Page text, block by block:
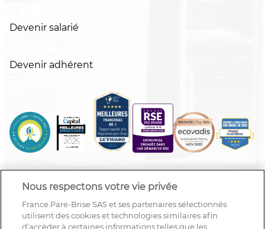
Devenir salarié
Devenir adhérent
Nous respectons votre vie privée
France Pare-Brise SAS et ses partenaires sélectionnés
utilisent des cookies et technologies similaires afin
d’accéder à certaines informations telles que les